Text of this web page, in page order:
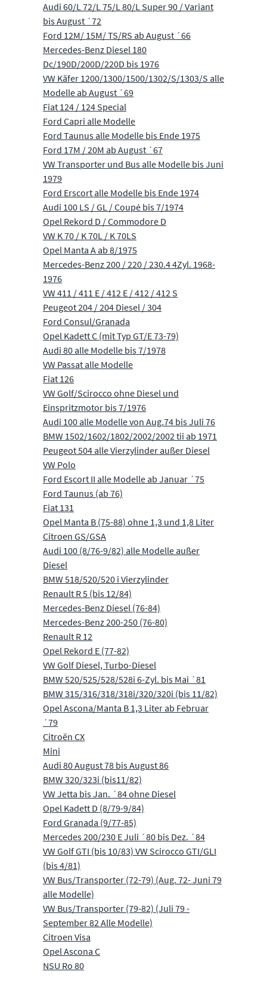
Audi 60/L 72/L 75/L 80/L Super 90 / Variant
bis August ´72
Ford 12M/ 15M/ TS/RS ab August ´66
Mercedes-Benz Diesel 180
Dc/190D/200D/220D bis 1976
VW Käfer 1200/1300/1500/1302/S/1303/S alle
Modelle ab August ´69
Fiat 124 / 124 Special
Ford Capri alle Modelle
Ford Taunus alle Modelle bis Ende 1975
Ford 17M / 20M ab August ´67
VW Transporter und Bus alle Modelle bis Juni
1979
Ford Erscort alle Modelle bis Ende 1974
Audi 100 LS / GL / Coupé bis 7/1974
Opel Rekord D / Commodore D
VW K 70 / K 70L / K 70LS
Opel Manta A ab 8/1975
Mercedes-Benz 200 / 220 / 230.4 4Zyl. 1968-
1976
VW 411 / 411 E / 412 E / 412 / 412 S
Peugeot 204 / 204 Diesel / 304
Ford Consul/Granada
Opel Kadett C (mit Typ GT/E 73-79)
Audi 80 alle Modelle bis 7/1978
VW Passat alle Modelle
Fiat 126
VW Golf/Scirocco ohne Diesel und
Einspritzmotor bis 7/1976
Audi 100 alle Modelle von Aug.74 bis Juli 76
BMW 1502/1602/1802/2002/2002 tii ab 1971
Peugeot 504 alle Vierzylinder außer Diesel
VW Polo
Ford Escort II alle Modelle ab Januar ´75
Ford Taunus (ab 76)
Fiat 131
Opel Manta B (75-88) ohne 1,3 und 1,8 Liter
Citroen GS/GSA
Audi 100 (8/76-9/82) alle Modelle außer
Diesel
BMW 518/520/520 i Vierzylinder
Renault R 5 (bis 12/84)
Mercedes-Benz Diesel (76-84)
Mercedes-Benz 200-250 (76-80)
Renault R 12
Opel Rekord E (77-82)
VW Golf Diesel, Turbo-Diesel
BMW 520/525/528/528i 6-Zyl. bis Mai ´81
BMW 315/316/318/318i/320/320i (bis 11/82)
Opel Ascona/Manta B 1,3 Liter ab Februar
´79
Citroën CX
Mini
Audi 80 August 78 bis August 86
BMW 320/323i (bis11/82)
VW Jetta bis Jan. ´84 ohne Diesel
Opel Kadett D (8/79-9/84)
Ford Granada (9/77-85)
Mercedes 200/230 E Juli ´80 bis Dez. ´84
VW Golf GTI (bis 10/83) VW Scirocco GTI/GLI
(bis 4/81)
VW Bus/Transporter (72-79) (Aug. 72- Juni 79
alle Modelle)
VW Bus/Transporter (79-82) (Juli 79 -
September 82 Alle Modelle)
Citroen Visa
Opel Ascona C
NSU Ro 80